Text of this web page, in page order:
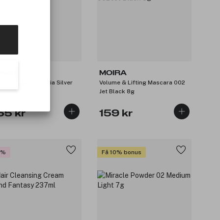
Eyeliner Euphoria Silver
kr
MOIRA
Volume & Lifting Mascara 002
Jet Black 8g
159 kr
Få 10% bonus